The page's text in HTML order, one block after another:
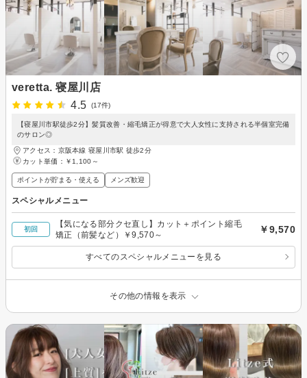
veretta. 寝屋川店
4.5
(17件)
【寝屋川市駅徒歩2分】髪質改善・縮毛矯正が得意で大人女性に支持される半個室完備
のサロン◎
アクセス：京阪本線 寝屋川市駅 徒歩2分
カット単価： ￥1,100～
ポイントが貯まる・使える メンズ歓迎
スペシャルメニュー
初回
【気になる部分クセ直し】カット＋ポイント縮毛
矯正（前髪など）￥9,570～
￥9,570
すべてのスペシャルメニューを見る
その他の情報を表示